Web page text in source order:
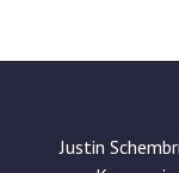
Justin